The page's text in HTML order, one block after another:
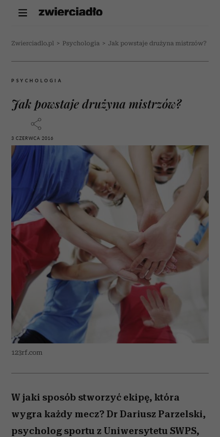
Zwierciadlo.pl > Psychologia > Jak powstaje drużyna mistrzów?
PSYCHOLOGIA
Jak powstaje drużyna mistrzów?
3 CZERWCA 2016
123rf.com
W jaki sposób stworzyć ekipę, która
wygra każdy mecz? Dr Dariusz Parzelski,
psycholog sportu z Uniwersytetu SWPS,